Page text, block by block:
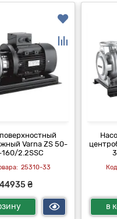
Varna ZS 50-
2.2SSC
25310-33
44935 ₴
в